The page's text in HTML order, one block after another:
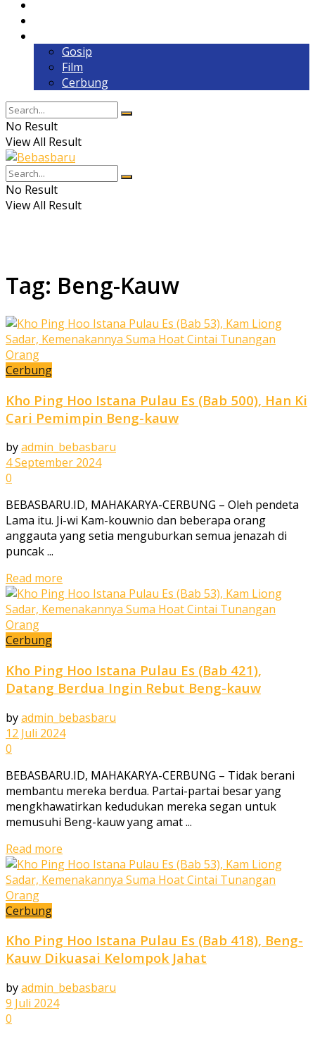
Gosip
Film
Cerbung
No Result
View All Result
No Result
View All Result
Tag: Beng-Kauw
Cerbung
Kho Ping Hoo Istana Pulau Es (Bab 500), Han Ki
Cari Pemimpin Beng-kauw
byadmin_bebasbaru
4 September 2024
0
BEBASBARU.ID, MAHAKARYA-CERBUNG – Oleh pendeta
Lama itu. Ji-wi Kam-kouwnio dan beberapa orang
anggauta yang setia menguburkan semua jenazah di
puncak ...
Read more
Cerbung
Kho Ping Hoo Istana Pulau Es (Bab 421),
Datang Berdua Ingin Rebut Beng-kauw
byadmin_bebasbaru
12 Juli 2024
0
BEBASBARU.ID, MAHAKARYA-CERBUNG – Tidak berani
membantu mereka berdua. Partai-partai besar yang
mengkhawatirkan kedudukan mereka segan untuk
memusuhi Beng-kauw yang amat ...
Read more
Cerbung
Kho Ping Hoo Istana Pulau Es (Bab 418), Beng-
Kauw Dikuasai Kelompok Jahat
byadmin_bebasbaru
9 Juli 2024
0